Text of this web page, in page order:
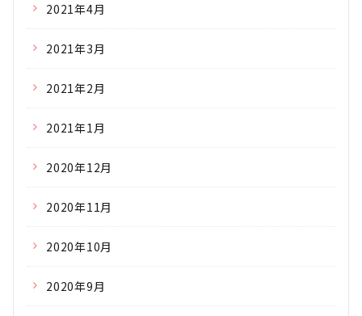
2021年4月
2021年3月
2021年2月
2021年1月
2020年12月
2020年11月
2020年10月
2020年9月